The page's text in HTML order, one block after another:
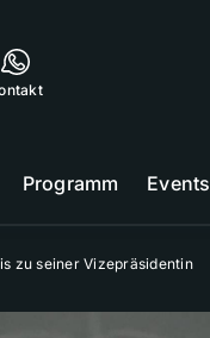
Programm Events
zu seiner Vizepräsidentin